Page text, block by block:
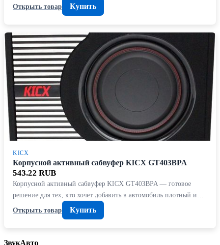
Открыть товар
Купить
KICX
Корпусной активный сабвуфер KICX GT403BPA
543.22 RUB
Корпусной активный сабвуфер KICX GT403BPA — готовое
решение для тех, кто хочет добавить в автомобиль плотный и…
Открыть товар
Купить
ЗвукАвто